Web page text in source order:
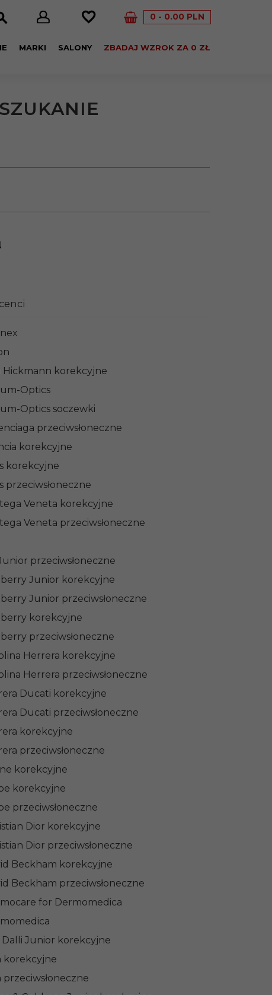
0 0.00 PLN
MARKI SALONY ZBADAJ WZROK ZA 0 ZŁ
Hickmann korekcyjne
Optics
Optics soczewki
przeciwsłoneczne
korekcyjne
korekcyjne
przeciwsłoneczne
Veneta korekcyjne
Veneta przeciwsłoneczne
przeciwsłoneczne
Junior korekcyjne
Junior przeciwsłoneczne
korekcyjne
przeciwsłoneczne
Herrera korekcyjne
Herrera przeciwsłoneczne
Ducati korekcyjne
Ducati przeciwsłoneczne
korekcyjne
przeciwsłoneczne
korekcyjne
korekcyjne
przeciwsłoneczne
Dior korekcyjne
Dior przeciwsłoneczne
Beckham korekcyjne
Beckham przeciwsłoneczne
for Dermomedica
Dalli Junior korekcyjne
korekcyjne
przeciwsłoneczne